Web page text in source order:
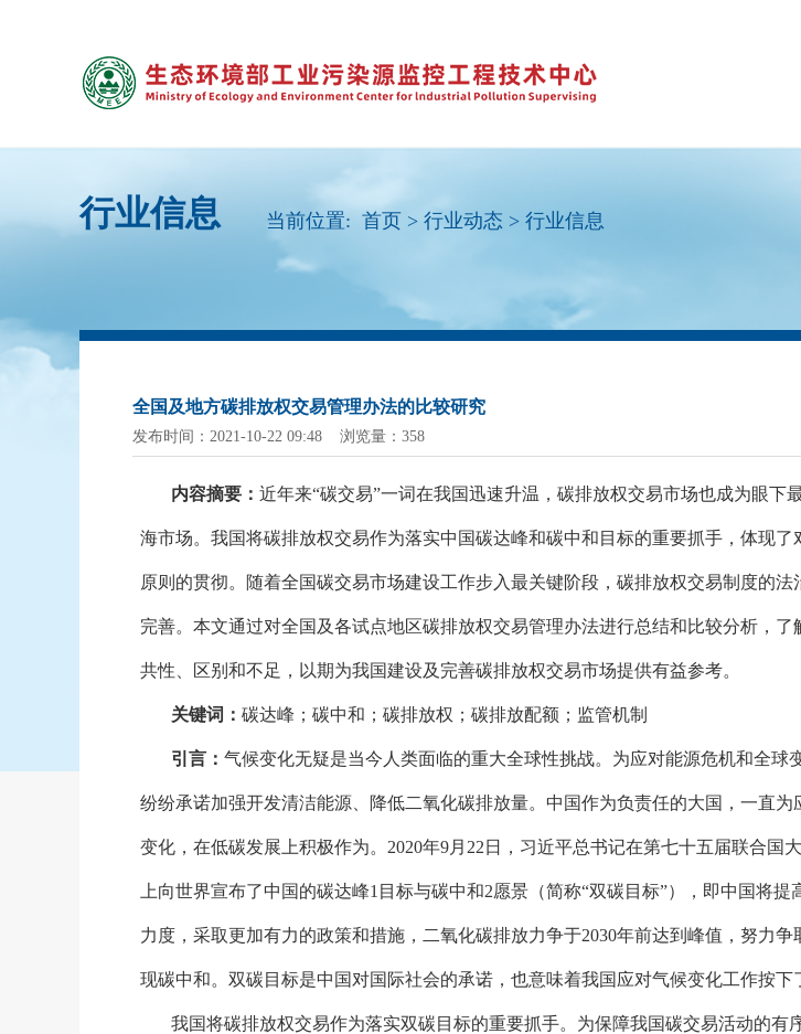
行业信息 当前位置: 首页 > 行业动态 > 行业信息
全国及地方碳排放权交易管理办法的比较研究
发布时间：2021-10-22 09:48 浏览量：358
内容摘要： 近年来“碳交易”一词在我国迅速升温，碳排放权交易市场也成为眼下
海市场。我国将碳排放权交易作为落实中国碳达峰和碳中和目标的重要抓手，体现了
原则的贯彻。随着全国碳交易市场建设工作步入最关键阶段，碳排放权交易制度的法
完善。本文通过对全国及各试点地区碳排放权交易管理办法进行总结和比较分析，了
共性、区别和不足，以期为我国建设及完善碳排放权交易市场提供有益参考。
关键词： 碳达峰；碳中和；碳排放权；碳排放配额；监管机制
引言： 气候变化无疑是当今人类面临的重大全球性挑战。为应对能源危机和全球
纷纷承诺加强开发清洁能源、降低二氧化碳排放量。中国作为负责任的大国，一直为
变化，在低碳发展上积极作为。 2020年9月22日，习近平总书记在第七十五届联合国
上向世界宣布了中国的碳达峰1目标与碳中和2愿景（简称“双碳目标”），即中国将提
力度，采取更加有力的政策和措施，二氧化碳排放力争于2030年前达到峰值，努力争
现碳中和。双碳目标是中国对国际社会的承诺，也意味着我国应对气候变化工作按下
我国将碳排放权交易作为落实双碳目标的重要抓手。为保障我国碳交易活动的有